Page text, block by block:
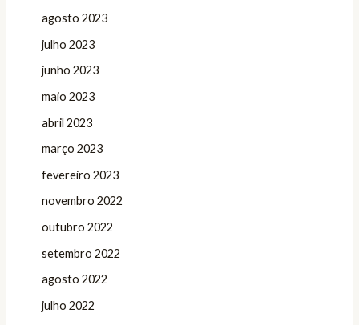
agosto 2023
julho 2023
junho 2023
maio 2023
abril 2023
março 2023
fevereiro 2023
novembro 2022
outubro 2022
setembro 2022
agosto 2022
julho 2022